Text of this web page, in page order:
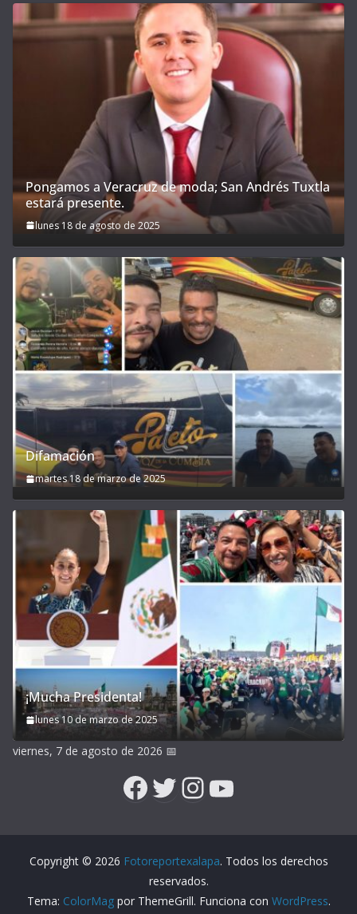
Pongamos a Veracruz de moda; San Andrés Tuxtla
estará presente.
lunes 18 de agosto de 2025
Difamación
martes 18 de marzo de 2025
¡Mucha Presidenta!
lunes 10 de marzo de 2025
viernes, 7 de agosto de 2026 📅
Facebook
Twitter
Instagram
YouTube
Copyright © 2026 Fotoreportexalapa. Todos los derechos
reservados.
Tema: ColorMagpor ThemeGrill. Funciona con WordPress.